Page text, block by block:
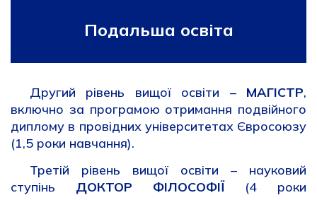
Подальша освіта
Другий рівень вищої освіти – МАГІСТР,
включно за програмою отримання подвійного
диплому в провідних університетах Євросоюзу
(1,5 роки навчання).
Третій рівень вищої освіти – науковий
ступінь ДОКТОР ФІЛОСОФІЇ(4 роки